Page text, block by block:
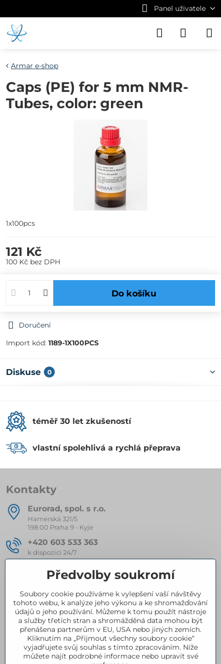
Panel uživatele
Armar e-shop
Caps (PE) for 5 mm NMR-
Tubes, color: green
1x100pcs
121 Kč
100 Kč bez DPH
Do košíku
Doručení
Import kód: 1189-1X100PCS
Diskuse 0
téměř 30 let zkušeností
vlastní spolehlivá a rychlá přeprava
Kontakty
Eurorad, spol​. s r​.o​.
Hamerská 321/5
198 00 Praha 9 - Kyje
+420 603 533 363
k dispozici 24/7
eurorad​@seznam​.cz
Kompletní nabídka produktů
Certifikace
Blog
Předvolby soukromí
Soubory cookie používáme k vylepšení vaší návštěvy
tohoto webu, k analýze jeho výkonu a ke shromažďování
údajů o jeho používání. Můžeme k tomu použít nástroje
a služby třetích stran a shromážděná data mohou být
přenášena partnerům v EU, USA nebo jiných zemích.
Kliknutím na „Přijmout všechny soubory cookie“
vyjadřujete svůj souhlas s tímto zpracováním. Níže
můžete najít podrobné informace nebo upravit své